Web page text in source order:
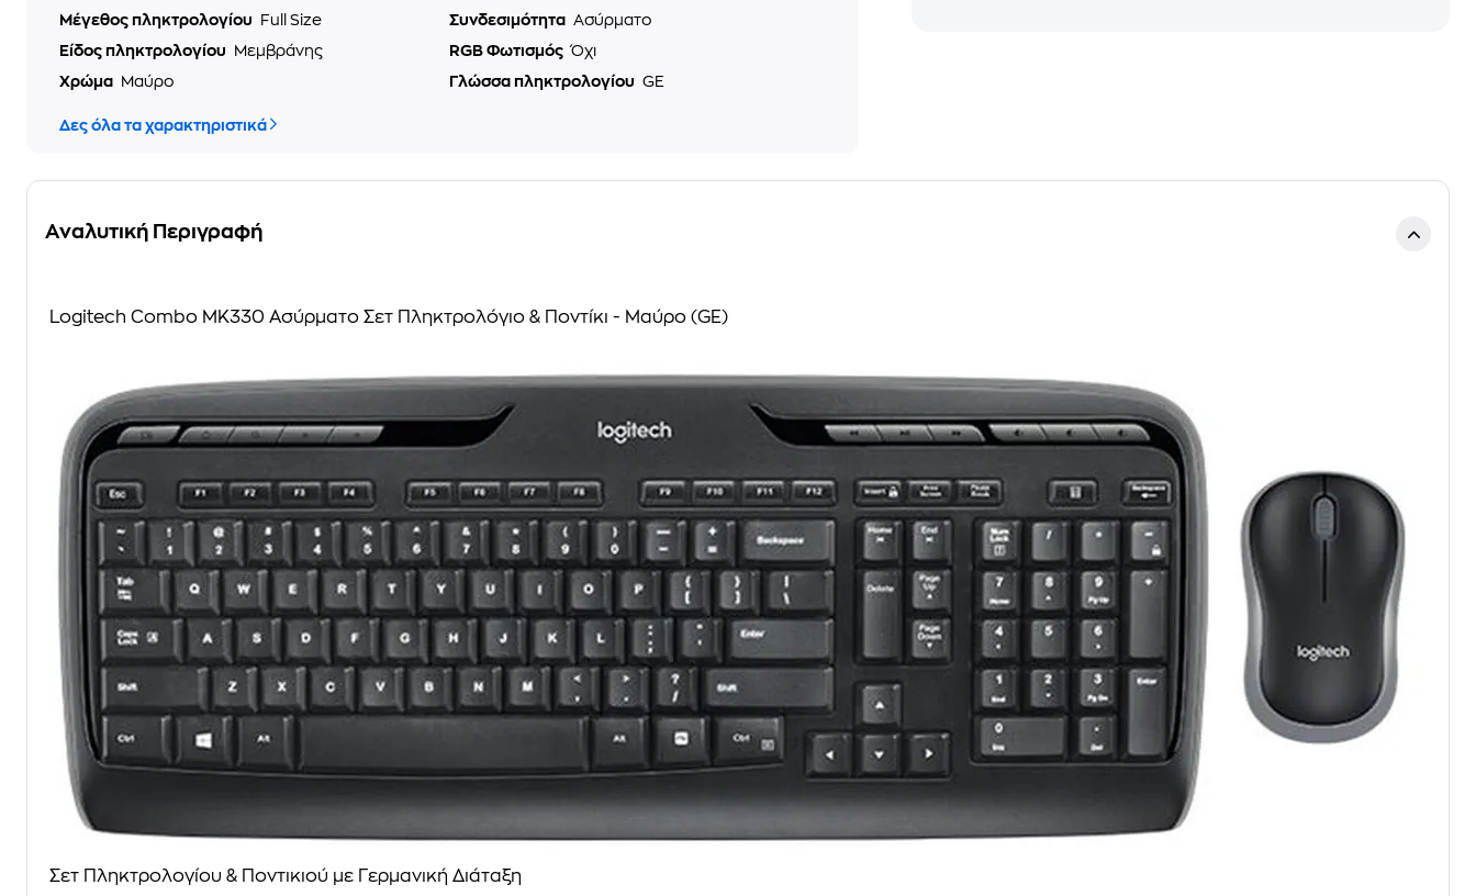
Μέγεθος πληκτρολογίου Full Size Συνδεσιμότητα Ασύρματο
Είδος πληκτρολογίου
Μεμβράνης RGB Φωτισμός Όχι
Χρώμα
Μαύρο Γλώσσα πληκτρολογίου GE
Δες όλα τα χαρακτηριστικά
Αναλυτική Περιγραφή
Logitech Combo MK330 Ασύρματο Σετ Πληκτρολόγιο & Ποντίκι - Μαύρο (GE)
Σετ Πληκτρολογίου & Ποντικιού με Γερμανική Διάταξη